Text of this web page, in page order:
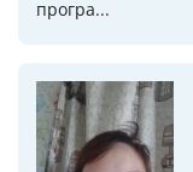
програ...